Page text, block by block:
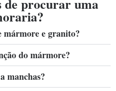
de procurar uma
mármore e granito?
do mármore?
manchas?